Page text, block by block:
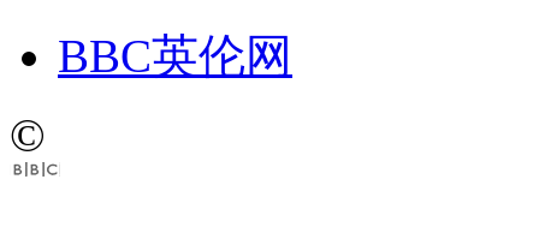
BBC英伦网
©